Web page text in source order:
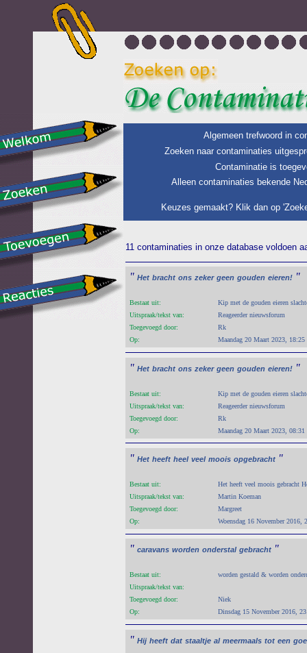
Algemeen trefwoord in
Zoeken naar contaminaties
Contaminatie is
Alleen contaminaties bekende
Keuzes gemaakt? Klik dan op
11 contaminaties in onze database voldoen
" Het bracht ons zeker geen gouden eieren! "
Bestaat uit:
Kip met de gouden eieren
Uitspraak/tekst van:
Reageerder nieuwsforum
Toegevoegd door:
Rk
Op:
Maandag 20 Maart 2023, 18:25
" Het bracht ons zeker geen gouden eieren! "
Bestaat uit:
Kip met de gouden eieren
Uitspraak/tekst van:
Reageerder nieuwsforum
Toegevoegd door:
Rk
Op:
Maandag 20 Maart 2023, 08:31
" Het heeft heel veel moois opgebracht "
Bestaat uit:
Het heeft veel moois gebracht
Uitspraak/tekst van:
Martin Koeman
Toegevoegd door:
Margreet
Op:
Woensdag 16 November 2016,
" caravans worden onderstal gebracht "
Bestaat uit:
worden gestald & worden
Uitspraak/tekst van:
Toegevoegd door:
Niek
Op:
Dinsdag 15 November 2016,
" Hij heeft dat staaltje al meermaals tot een